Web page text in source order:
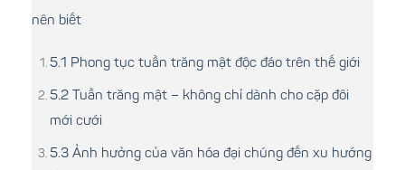
nên biết
5.1 Phong tục tuần trăng mật độc đáo trên thế giới
5.2 Tuần trăng mật – không chỉ dành cho cặp đôi
mới cưới
5.3 Ảnh hưởng của văn hóa đại chúng đến xu hướng